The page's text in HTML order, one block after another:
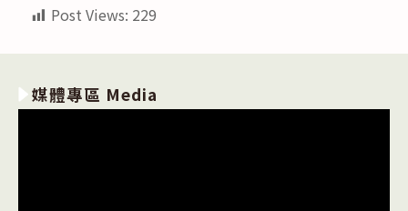
Post Views: 229
媒體專區 Media